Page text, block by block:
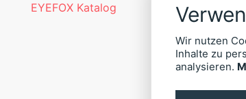
EYEFOX Katalog
Wir nutzen
Inhalte zu
analysieren.